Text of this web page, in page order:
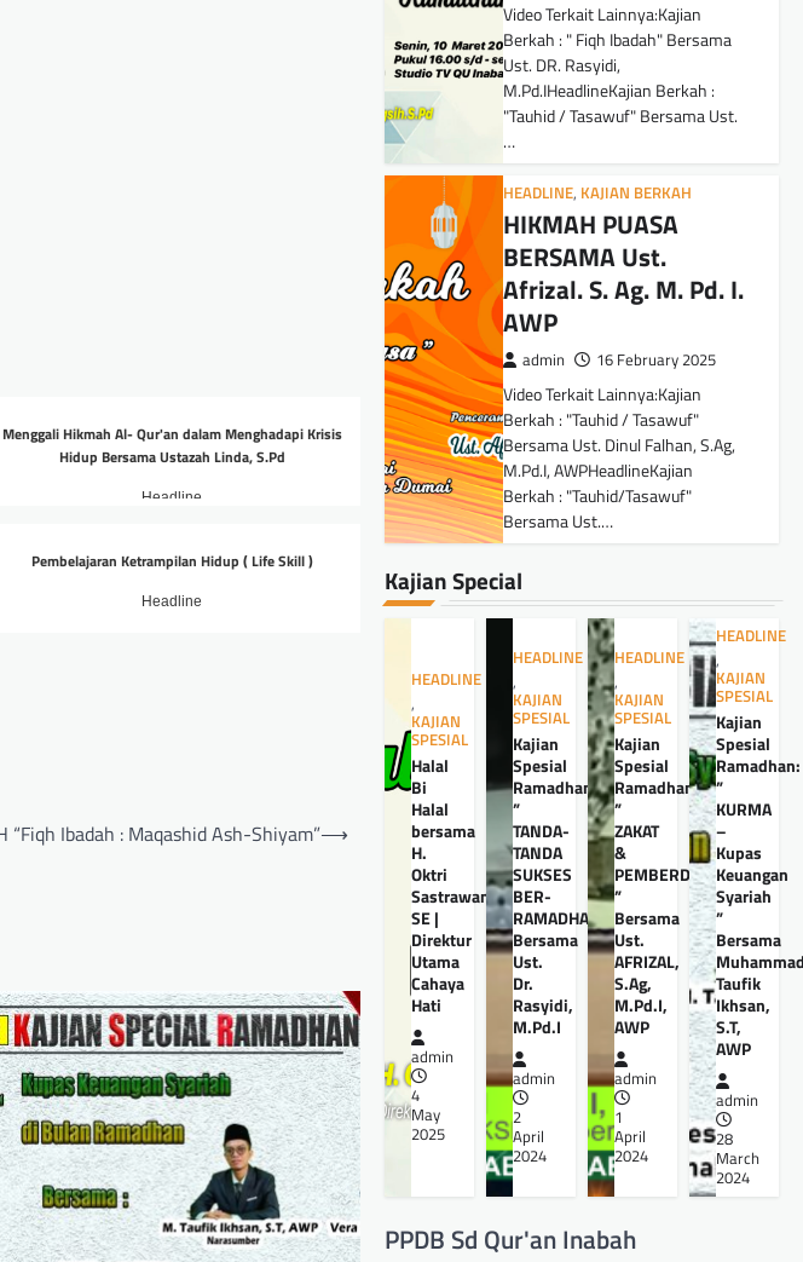
Menggali Hikmah Al- Qur'an dalam Menghadapi Krisis
Hidup Bersama Ustazah Linda, S.Pd
Headline
Pembelajaran Ketrampilan Hidup ( Life Skill )
Headline
“Fiqh Ibadah : Maqashid Ash-Shiyam”⟶
Video Terkait Lainnya:Kajian
Berkah : " Fiqh Ibadah" Bersama
Ust. DR. Rasyidi,
M.Pd.IHeadlineKajian Berkah :
"Tauhid / Tasawuf" Bersama Ust.
…
HEADLINE, KAJIAN BERKAH
HIKMAH PUASA
BERSAMA Ust.
Afrizal. S. Ag. M. Pd. I.
AWP
admin 16 February 2025
Video Terkait Lainnya:Kajian
Berkah : "Tauhid / Tasawuf"
Bersama Ust. Dinul Falhan, S.Ag,
M.Pd.I, AWPHeadlineKajian
Berkah : "Tauhid/Tasawuf"
Bersama Ust.…
Kajian Special
HEADLINE
,
KAJIAN
SPESIAL
Halal
Bi
Halal
bersama
H.
Oktri
Sastrawan,
SE |
Direktur
Utama
Cahaya
Hati
admin
4
May
2025
HEADLINE
,
KAJIAN
SPESIAL
Kajian
Spesial
Ramadhan:
”
TANDA-
TANDA
SUKSES
BER-
RAMADHAN”
Bersama
Ust.
Dr.
Rasyidi,
M.Pd.I
admin
2
April
2024
HEADLINE
,
KAJIAN
SPESIAL
Kajian
Spesial
Ramadhan:
”
ZAKAT
&
PEMBERDAYAANNYA
”
Bersama
Ust.
AFRIZAL,
S.Ag,
M.Pd.I,
AWP
admin
1
April
2024
HEADLINE
,
KAJIAN
SPESIAL
Kajian
Spesial
Ramadhan:
”
KURMA
–
Kupas
Keuangan
Syariah
”
Bersama
Taufik
Ikhsan,
S.T,
AWP
admin
28
March
2024
PPDB Sd Qur'an Inabah